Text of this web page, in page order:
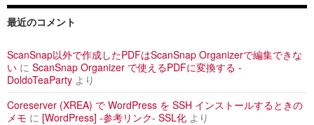
最近のコメント
ScanSnap以外で作成したPDFはScanSnap Organizerで編集できな
い に ScanSnap Organizer で使えるPDFに変換する -
DoldoTeaParty より
Coreserver (XREA) で WordPress を SSH インストールするときの
メモ に [WordPress] -参考リンク- SSL化 より